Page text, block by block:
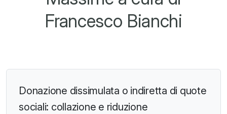
Francesco Bianchi
Donazione dissimulata o indiretta di quote
sociali: collazione e riduzione